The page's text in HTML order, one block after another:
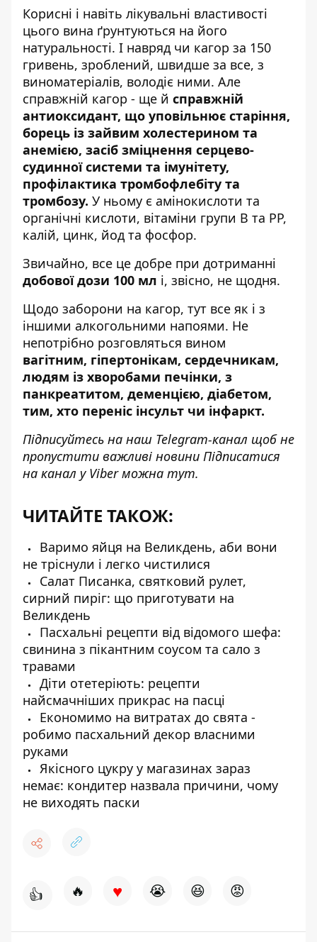
Корисні і навіть лікувальні властивості
цього вина ґрунтуються на його
натуральності. І навряд чи кагор за 150
гривень, зроблений, швидше за все, з
виноматеріалів, володіє ними. Але
справжній кагор - ще й справжній
антиоксидант, що уповільнює старіння,
борець із зайвим холестерином та
анемією, засіб зміцнення серцево-
судинної системи та імунітету,
профілактика тромбофлебіту та
тромбозу. У ньому є амінокислоти та
органічні кислоти, вітаміни групи В та РР,
калій, цинк, йод та фосфор.
Звичайно, все це добре при дотриманні
добової дози 100 мл і, звісно, ​​не щодня.
Щодо заборони на кагор, тут все як і з
іншими алкогольними напоями. Не
непотрібно розговляться вином
вагітним, гіпертонікам, сердечникам,
людям із хворобами печінки, з
панкреатитом, деменцією, діабетом,
тим, хто переніс інсульт чи інфаркт.
Підписуйтесь на наш Telegram-канал щоб не
пропустити важливі новини Підписатися
на канал у Viber можна тут.
ЧИТАЙТЕ ТАКОЖ:
Варимо яйця на Великдень, аби вони
не тріснули і легко чистилися
Салат Писанка, святковий рулет,
сирний пиріг: що приготувати на
Великдень
Пасхальні рецепти від відомого шефа:
свинина з пікантним соусом та сало з
травами
Діти отетеріють: рецепти
найсмачніших прикрас на пасці
Економимо на витратах до свята -
робимо пасхальний декор власними
руками
Якісного цукру у магазинах зараз
немає: кондитер назвала причини, чому
не виходять паски
👍 🔥 ♥ 😭 😆 😡